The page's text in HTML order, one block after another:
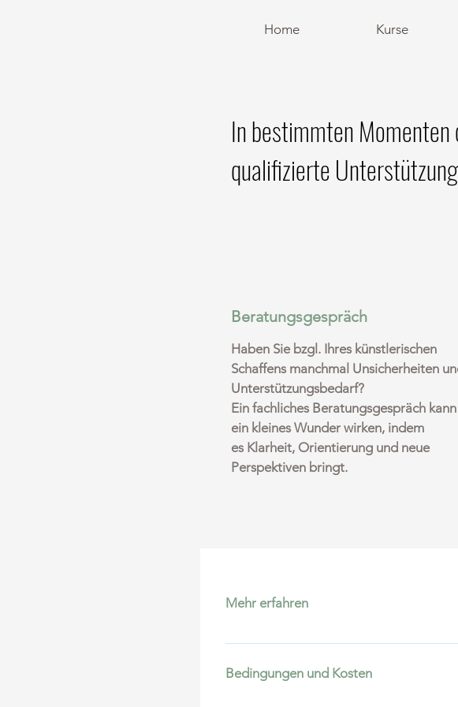
Home Kurse
In bestimmten
qualifizierte
Beratungsgespräch
Haben Sie bzgl. Ihres künstlerischen
Schaffens manchmal Unsicherheiten
Unterstützungsbedarf?
Ein fachliches Beratungsgespräch
ein kleines Wunder wirken, indem
es Klarheit, Orientierung und neue
Perspektiven bringt.
Mehr erfahren
Im Lauf des künstlerischen Weges,
Werke in die Öffentlichkeit zu
Auschreibung bewerben oder man
Bedingungen und Kosten